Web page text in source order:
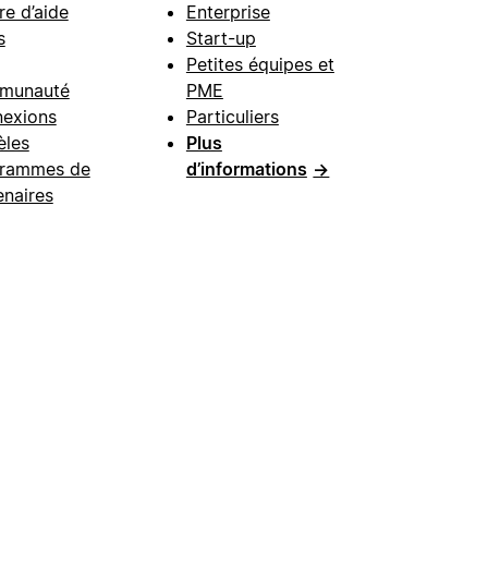
d’aide
de
Enterprise
Start-up
Petites équipes et
PME
Particuliers
Plus
d’informations →